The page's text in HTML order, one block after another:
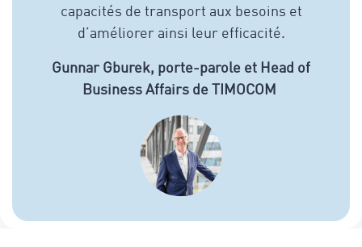
capacités de transport aux besoins et
d’améliorer ainsi leur efficacité.
Gunnar Gburek, porte-parole et Head of
Business Affairs de TIMOCOM